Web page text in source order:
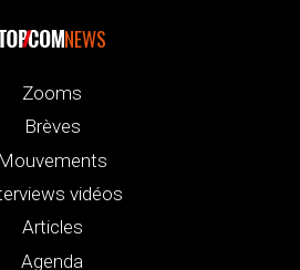
NEWS
Zooms
Brèves
Mouvements
vidéos
Articles
Agenda